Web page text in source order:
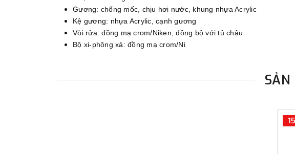
Gương: chống mốc, chịu hơi nước, khung nhựa Acrylic
Kệ gương: nhựa Acrylic, cạnh gương
Vòi rửa: đồng mạ crom/Niken, đồng bộ với tủ chậu
Bộ xi-phông xả: đồng mạ crom/Ni